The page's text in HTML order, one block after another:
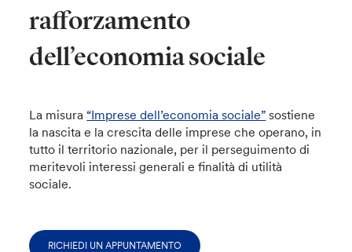
rafforzamento
dell’economia sociale
La misura“Imprese dell’economia sociale” sostiene
la nascita e la crescita delle imprese che operano, in
tutto il territorio nazionale, per il perseguimento di
meritevoli interessi generali e finalità di utilità
sociale.
RICHIEDI UN APPUNTAMENTO